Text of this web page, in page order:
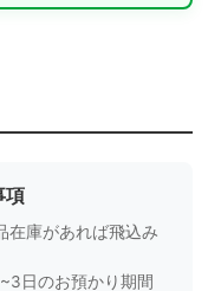
項
在庫があれば飛込み
日のお預かり期間